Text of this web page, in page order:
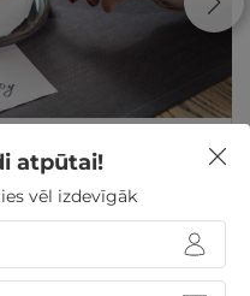
"Rožmalas"
GRIBU
atpūtai!
vēl izdevīgāk